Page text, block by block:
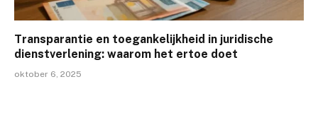
Transparantie en toegankelijkheid in juridische
dienstverlening: waarom het ertoe doet
oktober 6, 2025